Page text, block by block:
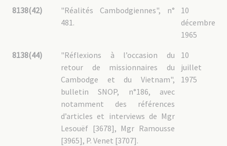
8138(42)
10
décembre
1965
"Réalités Cambodgiennes", n°
481.
8138(44)
10
juillet
1975
"Réflexions à l’occasion du
retour de missionnaires du
Cambodge et du Vietnam",
bulletin SNOP, n°186, avec
notamment des références
d’articles et interviews de Mgr
Lesouëf [3678], Mgr Ramousse
[3965], P. Venet [3707].